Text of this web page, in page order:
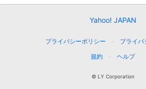
Yahoo! JAPAN
プライバシーポリシー
プライバ
規約
ヘルプ
© LY Corporation